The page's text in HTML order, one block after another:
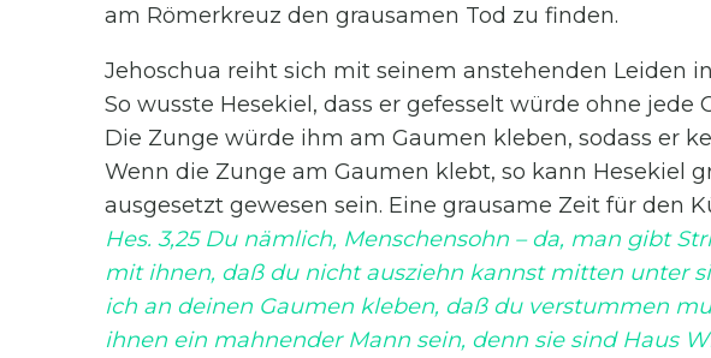
am Römerkreuz den grausamen Tod zu finden.
Jehoschua reiht sich mit seinem anstehenden Leiden
So wusste Hesekiel, dass er gefesselt würde ohne jede
Die Zunge würde ihm am Gaumen kleben, sodass er
Wenn die Zunge am Gaumen klebt, so kann Hesekiel
ausgesetzt gewesen sein. Eine grausame Zeit für den
Hes. 3,25 Du nämlich, Menschensohn – da, man gibt
mit ihnen, daß du nicht ausziehn kannst mitten unter
ich an deinen Gaumen kleben, daß du verstummen
ihnen ein mahnender Mann sein, denn sie sind Haus